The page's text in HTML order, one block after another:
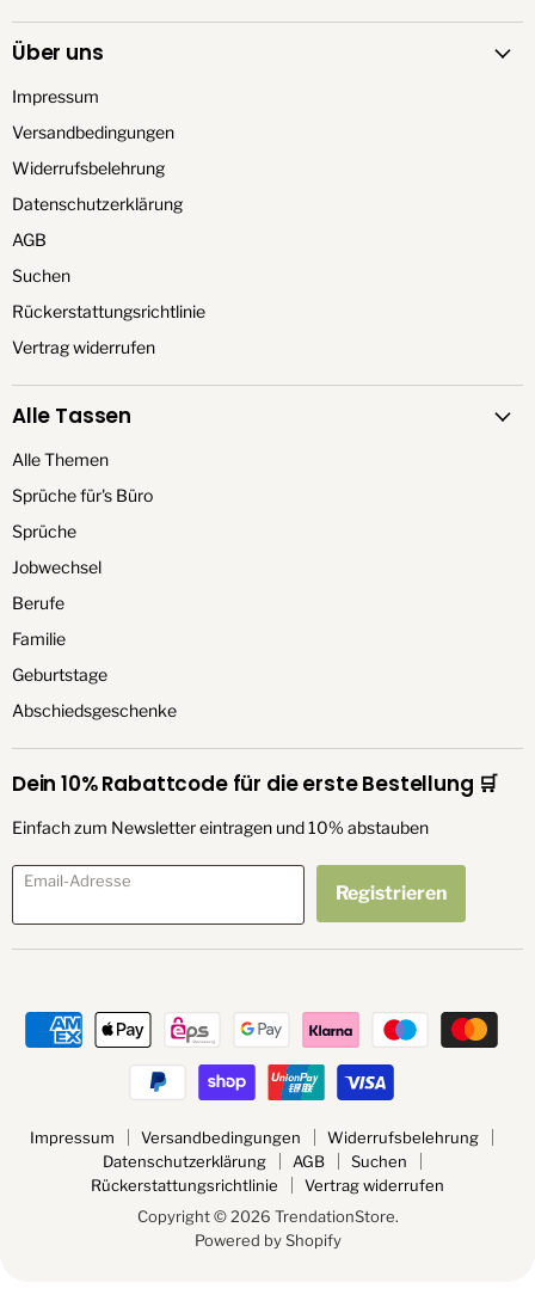
uns
auf
uns
Über uns
Impressum
Versandbedingungen
Widerrufsbelehrung
Datenschutzerklärung
AGB
Suchen
Rückerstattungsrichtlinie
Vertrag widerrufen
Alle Tassen
Alle Themen
Sprüche für's Büro
Sprüche
Jobwechsel
Berufe
Familie
Geburtstage
Abschiedsgeschenke
Dein 10% Rabattcode für die erste Bestellung 🛒
Einfach zum Newsletter eintragen und 10% abstauben
Email-Adresse
Registrieren
Impressum Versandbedingungen
Widerrufsbelehrung
Datenschutzerklärung
AGB
Suchen
Rückerstattungsrichtlinie
Vertrag widerrufen
Copyright © 2026 TrendationStore.
Powered by Shopify